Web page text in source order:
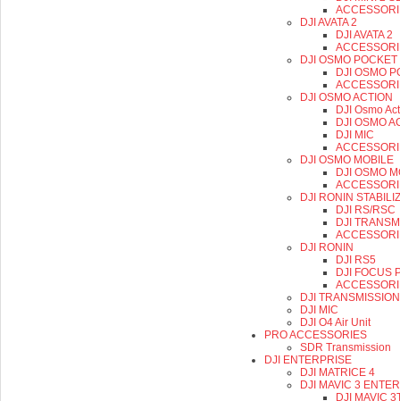
DJI AVATA 2
DJI AVATA 2
DJI OSMO POCKET
DJI OSMO
DJI OSMO ACTION
DJI Osmo
DJI OSMO
DJI MIC
DJI OSMO MOBILE
DJI OSMO
DJI RONIN
DJI RS/RSC
DJI
DJI RONIN
DJI RS5
DJI FOCUS
DJI TRANSMISSION
DJI MIC
DJI O4 Air Unit
PRO ACCESSORIES
SDR Transmission
DJI ENTERPRISE
DJI MATRICE 4
DJI MAVIC 3
DJI MAVIC